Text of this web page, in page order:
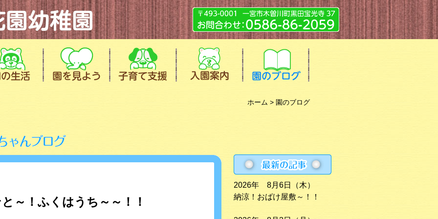
ホーム > 園のブログ
～！ふくはうち～～！！
2026年 8月6日（木）
納涼！おばけ屋敷～！！